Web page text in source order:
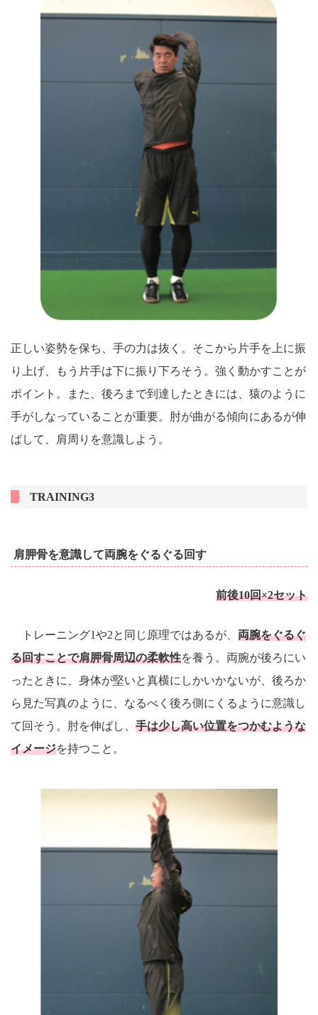
正しい姿勢を保ち、手の力は抜く。そこから片手を上に振
り上げ、もう片手は下に振り下ろそう。強く動かすことが
ポイント。また、後ろまで到達したときには、猿のように
手がしなっていることが重要。肘が曲がる傾向にあるが伸
ばして、肩周りを意識しよう。
TRAINING3
肩胛骨を意識して両腕をぐるぐる回す
前後10回×2セット
トレーニング1や2と同じ原理ではあるが、 両腕をぐるぐ
る回すことで肩胛骨周辺の柔軟性を養う。両腕が後ろにい
ったときに、身体が堅いと真横にしかいかないが、後ろか
ら見た写真のように、なるべく後ろ側にくるように意識し
て回そう。肘を伸ばし、 手は少し高い位置をつかむような
イメージを持つこと。